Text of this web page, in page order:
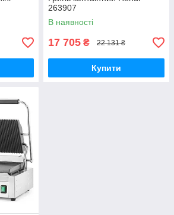
263907
В наявності
17 705 ₴ 22 131 ₴
Купити